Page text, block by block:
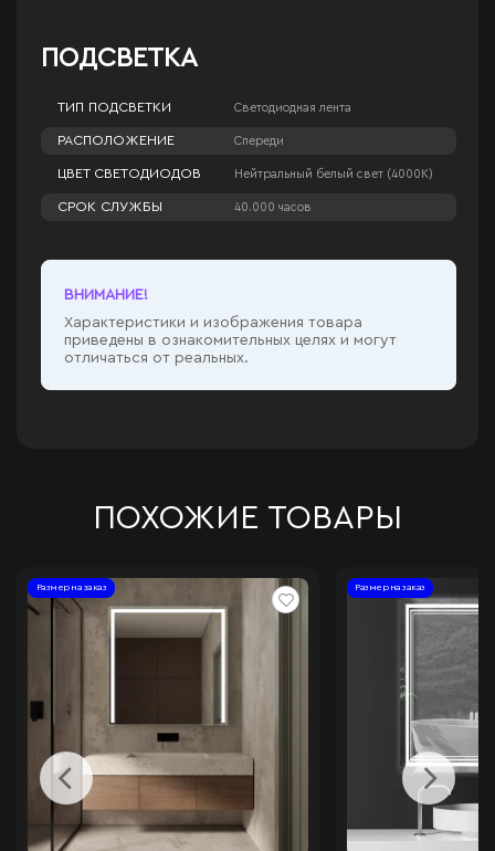
ПОДСВЕТКА
ТИП ПОДСВЕТКИ Светодиодная лента
РАСПОЛОЖЕНИЕ Спереди
ЦВЕТ СВЕТОДИОДОВ Нейтральный белый свет (4000К)
СРОК СЛУЖБЫ 40.000 часов
ВНИМАНИЕ!
Характеристики и изображения товара
приведены в ознакомительных целях и могут
отличаться от реальных.
ПОХОЖИЕ ТОВАРЫ
Размер на заказ Размер на заказ